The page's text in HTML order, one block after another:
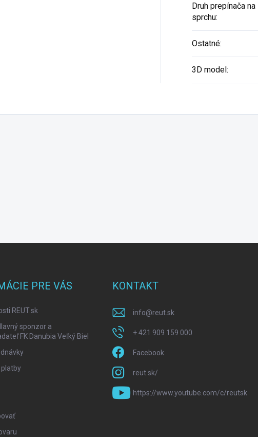
Druh prepínača na
sprchu:
Ostatné:
3D model:
PRE VÁS
REUT.sk
sponzor a
FK Danubia Veľký Biel
platby
KONTAKT
info@reut.sk
+ 421 909 159 000
Facebook
reut.sk/
https://www.youtube.com/c/reutsk